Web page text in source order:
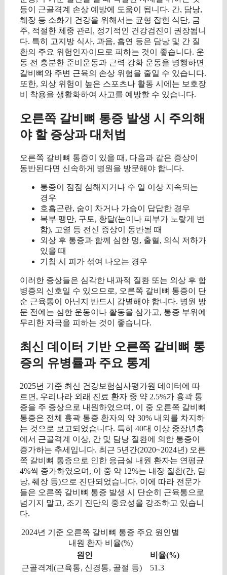
등이 근골격계 손상 예방에 도움이 됩니다. 간, 담낭,
췌장 등 소화기 건강을 위해서는 균형 잡힌 식단, 금
주, 적절한 체중 관리, 정기적인 건강검진이 권장됩니
다. 특히 고지방 식사, 과음, 흡연 등은 담낭 및 간 질
환의 주요 위험인자이므로 피하는 것이 좋습니다. 운
동 전 충분한 준비운동과 근력 강화 운동을 병행하면
갈비뼈와 주변 근육의 손상 위험을 줄일 수 있습니다.
또한, 외상 위험이 높은 스포츠나 활동 시에는 보호장
비 착용을 생활화하여 사고를 예방할 수 있습니다.
오른쪽 갈비뼈 통증 발생 시 주의해
야 할 증상과 대처법
오른쪽 갈비뼈 통증이 있을 때, 다음과 같은 증상이
동반된다면 신속하게 병원을 방문해야 합니다.
통증이 점점 심해지거나 수 일 이상 지속되는
경우
호흡곤란, 숨이 차거나 가슴이 답답한 경우
복부 팽만, 구토, 황달(눈이나 피부가 노랗게 변
함), 고열 등 전신 증상이 동반될 때
외상 후 통증과 함께 심한 멍, 출혈, 의식 저하가
있을 때
기침 시 피가 섞여 나오는 경우
이러한 증상들은 심각한 내과적 질환 또는 외상 후 합
병증의 신호일 수 있으므로, 오른쪽 갈비뼈 통증이 단
순 근육통이 아닌지 반드시 감별해야 합니다. 병원 방
문 전에는 심한 운동이나 활동을 삼가고, 통증 부위에
무리한 자극을 피하는 것이 좋습니다.
최신 데이터 기반 오른쪽 갈비뼈 통
증의 유병률과 주요 통계
2025년 기준 최신 건강보험심사평가원 데이터에 따
르면, 우리나라 외래 진료 환자 중 약 2.5%가 흉곽 통
증을 주 증상으로 내원하였으며, 이 중 오른쪽 갈비뼈
통증은 전체 흉곽 통증 환자의 약 30% 내외를 차지하
는 것으로 보고되었습니다. 특히 40대 이상 중장년층
에서 근골격계 이상, 간 및 담낭 질환에 의한 통증이
증가하는 추세입니다. 최근 5년간(2020~2024년) 오른
쪽 갈비뼈 통증으로 인한 응급실 내원 환자는 연평균
4%씩 증가하였으며, 이 중 약 12%는 내장 질환(간, 담
낭, 췌장 등)으로 진단되었습니다. 이에 따라 전문가
들은 오른쪽 갈비뼈 통증 발생 시 단순히 근육통으로
넘기지 말고, 조기 진단의 중요성을 강조하고 있습니
다.
2024년 기준 오른쪽 갈비뼈 통증 주요 원인별
내원 환자 비율(%)
원인
비율(%)
근골격계(근육통, 신경통, 골절 등)
51.3